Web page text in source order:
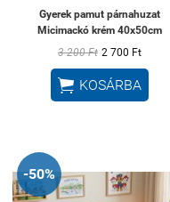
Gyerek pamut párnahuzat
Micimackó krém 40x50cm
3 200 Ft 2 700 Ft
 KOSÁRBA
-50%